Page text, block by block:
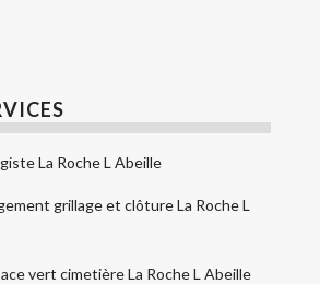
La Roche L Abeille
grillage et clôture La Roche L
vert cimetière La Roche L Abeille